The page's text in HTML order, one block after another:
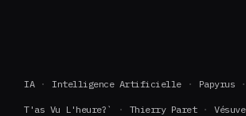
IA Intelligence Artificielle Papyrus
T'as Vu L'heure?` Thierry Paret Vésuve